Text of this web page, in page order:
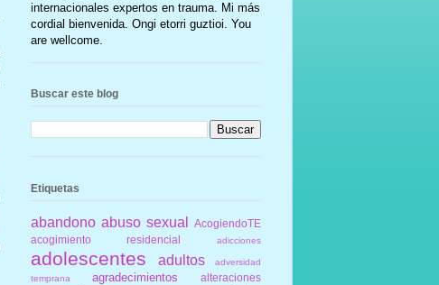
internacionales expertos en trauma. Mi más
cordial bienvenida. Ongi etorri guztioi. You
are wellcome.
Buscar este blog
Etiquetas
abandono abuso sexual
AcogiendoTE
acogimiento residencial
adicciones
adolescentes adultos
adversidad
temprana
agradecimientos
alteraciones